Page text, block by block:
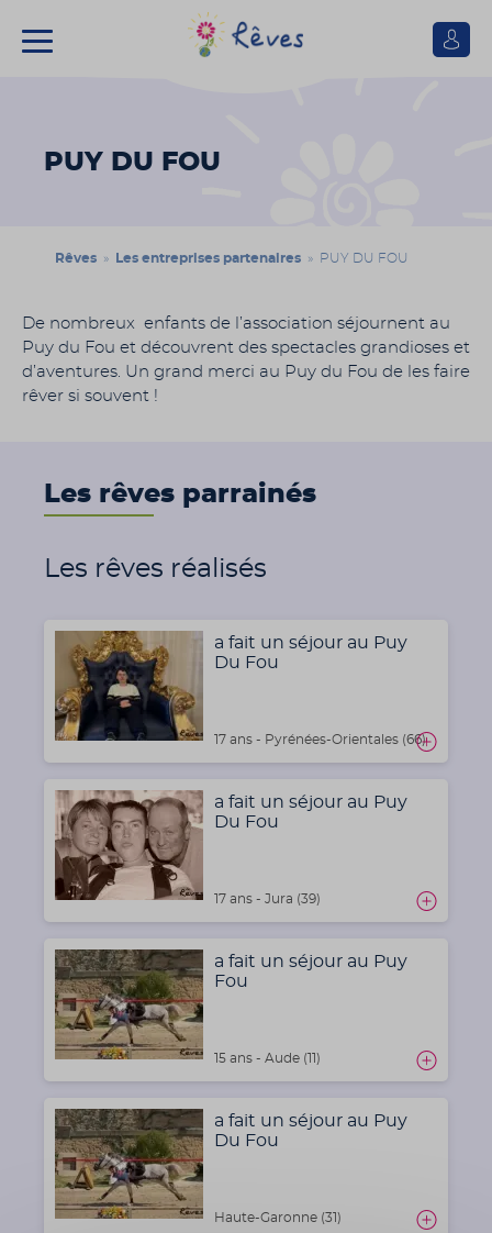
Se
PUY DU FOU
Rêves » Les entreprises partenaires » PUY DU FOU
De nombreux enfants de l’association séjournent au
Puy du Fou et découvrent des spectacles grandioses et
d’aventures. Un grand merci au Puy du Fou de les faire
rêver si souvent !
Les rêves parrainés
Les rêves réalisés
a fait un séjour au Puy
Du Fou
17 ans - Pyrénées-Orientales (66)
a fait un séjour au Puy
Du Fou
17 ans - Jura (39)
a fait un séjour au Puy
Fou
15 ans - Aude (11)
a fait un séjour au Puy
Du Fou
Haute-Garonne (31)